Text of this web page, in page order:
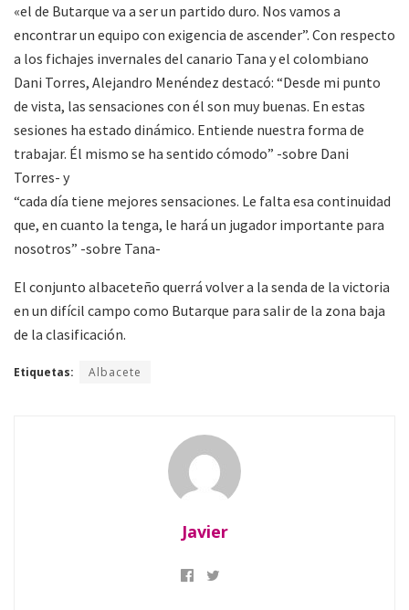
«el de Butarque va a ser un partido duro. Nos vamos a
encontrar un equipo con exigencia de ascender”. Con respecto
a los fichajes invernales del canario Tana y el colombiano
Dani Torres, Alejandro Menéndez destacó: “Desde mi punto
de vista, las sensaciones con él son muy buenas. En estas
sesiones ha estado dinámico. Entiende nuestra forma de
trabajar. Él mismo se ha sentido cómodo” -sobre Dani
Torres- y
“cada día tiene mejores sensaciones. Le falta esa continuidad
que, en cuanto la tenga, le hará un jugador importante para
nosotros” -sobre Tana-
El conjunto albaceteño querrá volver a la senda de la victoria
en un difícil campo como Butarque para salir de la zona baja
de la clasificación.
Etiquetas: Albacete
Javier